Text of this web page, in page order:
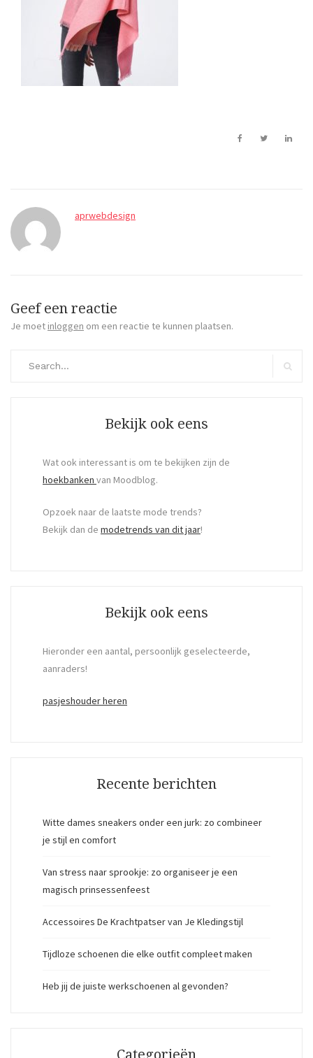
aprwebdesign
Geef een reactie
Je moet inloggen om een reactie te kunnen plaatsen.
Bekijk ook eens
Wat ook interessant is om te bekijken zijn de
hoekbanken van Moodblog.
Opzoek naar de laatste mode trends?
Bekijk dan de modetrends van dit jaar!
Bekijk ook eens
Hieronder een aantal, persoonlijk geselecteerde,
aanraders!
pasjeshouder heren
Recente berichten
Witte dames sneakers onder een jurk: zo combineer
je stijl en comfort
Van stress naar sprookje: zo organiseer je een
magisch prinsessenfeest
Accessoires De Krachtpatser van Je Kledingstijl
Tijdloze schoenen die elke outfit compleet maken
Heb jij de juiste werkschoenen al gevonden?